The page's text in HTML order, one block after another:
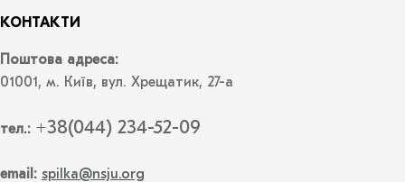
КОНТАКТИ
Поштова адреса:
01001, м. Київ, вул. Хрещатик, 27-а
тел.: +38(044) 234-52-09
email: spilka@nsju.org